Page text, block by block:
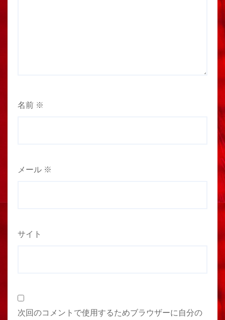
名前 ※
メール ※
サイト
次回のコメントで使用するためブラウザーに自分の